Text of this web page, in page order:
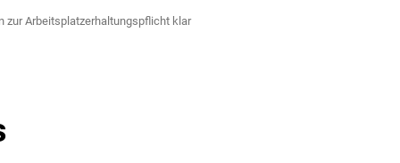
zur Arbeitsplatzerhaltungspflicht klar